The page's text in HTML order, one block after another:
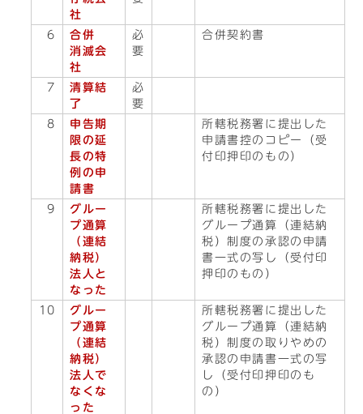
社
6
合併
消滅会
社
必
要
合併契約書
7
清算結
了
必
要
8
申告期
限の延
長の特
例の申
請書
所轄税務署に提出した
申請書控のコピー（受
付印押印のもの）
9
グルー
プ通算
（連結
納税）
法人と
なった
所轄税務署に提出した
グループ通算（連結納
税）制度の承認の申請
書一式の写し（受付印
押印のもの）
10
グルー
プ通算
（連結
納税）
法人で
なくな
った
所轄税務署に提出した
グループ通算（連結納
税）制度の取りやめの
承認の申請書一式の写
し（受付印押印のも
の）